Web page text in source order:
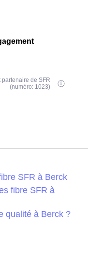
de SFR
(numéro: 1023)
SFR à Berck
fibre SFR à
qualité à Berck ?